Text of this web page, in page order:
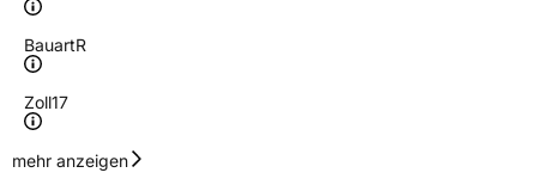
BauartR
Zoll17
Geschwindigkeitsindex
mehr anzeigen